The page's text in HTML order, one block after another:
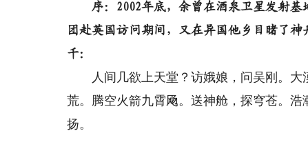
序：2002年底，余曾在酒泉卫星发射
团赴英国访问期间，又在异国他乡目睹了
千：
人间几欲上天堂？访娥娘，问吴刚。大
荒。腾空火箭九霄飏。送神舱，探穹苍。
扬。